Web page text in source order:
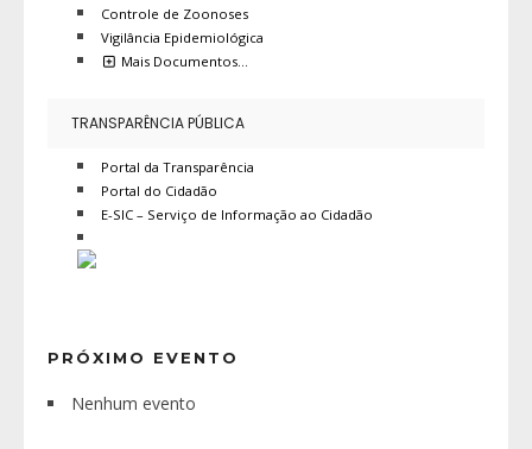
Controle de Zoonoses
Vigilância Epidemiológica
Mais Documentos…
TRANSPARÊNCIA PÚBLICA
Portal da Transparência
Portal do Cidadão
E-SIC – Serviço de Informação ao Cidadão
PRÓXIMO EVENTO
Nenhum evento